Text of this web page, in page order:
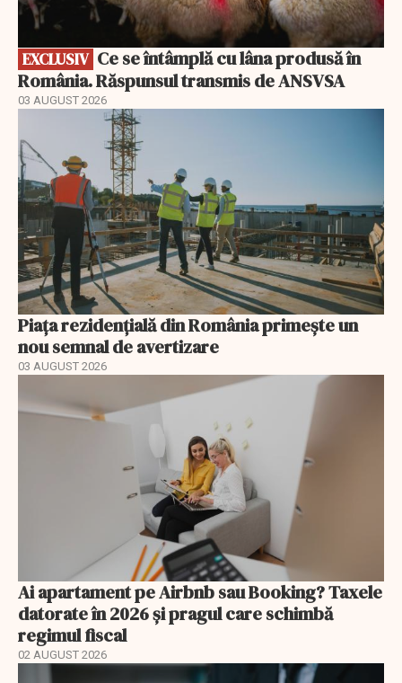
EXCLUSIV
România. Răspunsul transmis de ANSVSA
03 AUGUST 2026
Piața rezidențială din România primește un
nou semnal de avertizare
03 AUGUST 2026
Ai apartament pe Airbnb sau Booking? Taxele
datorate în 2026 și pragul care schimbă
regimul fiscal
02 AUGUST 2026